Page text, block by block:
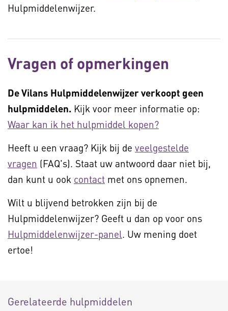
Hulpmiddelenwijzer.
Vragen of opmerkingen
De Vilans Hulpmiddelenwijzer verkoopt geen
hulpmiddelen. Kijk voor meer informatie op:
Waar kan ik het hulpmiddel kopen?
Heeft u een vraag? Kijk bij de veelgestelde
vragen (FAQ's). Staat uw antwoord daar niet bij,
dan kunt u ook contact met ons opnemen.
Wilt u blijvend betrokken zijn bij de
Hulpmiddelenwijzer? Geeft u dan op voor ons
Hulpmiddelenwijzer-panel. Uw mening doet
ertoe!
Gerelateerde hulpmiddelen